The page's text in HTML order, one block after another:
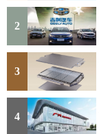
2
3
4